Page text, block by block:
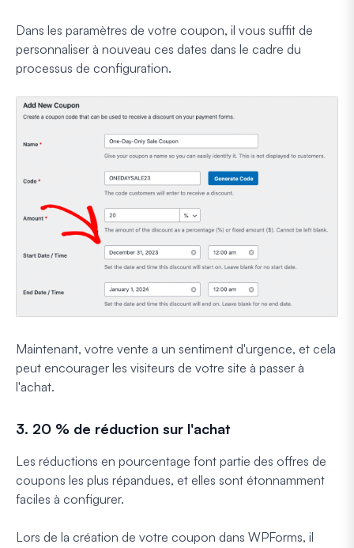
Dans les paramètres de votre coupon, il vous suffit de
personnaliser à nouveau ces dates dans le cadre du
processus de configuration.
Maintenant, votre vente a un sentiment d'urgence, et cela
peut encourager les visiteurs de votre site à passer à
l'achat.
3. 20 % de réduction sur l'achat
Les réductions en pourcentage font partie des offres de
coupons les plus répandues, et elles sont étonnamment
faciles à configurer.
Lors de la création de votre coupon dans WPForms, il